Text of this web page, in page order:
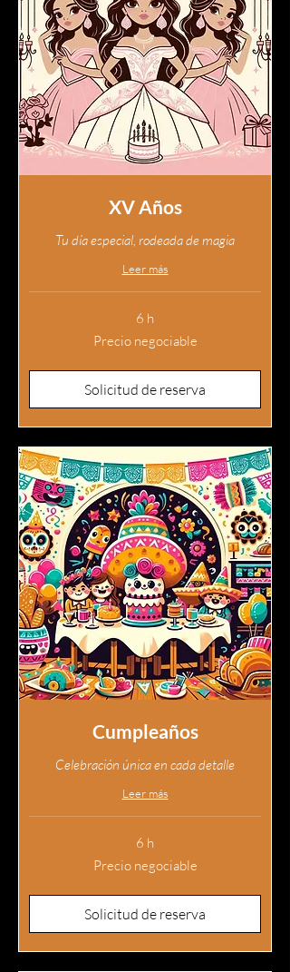
XV Años
Tu día especial, rodeada de magia
Leer más
6 h
Precio negociable
Solicitud de reserva
Cumpleaños
Celebración única en cada detalle
Leer más
6 h
Precio negociable
Solicitud de reserva